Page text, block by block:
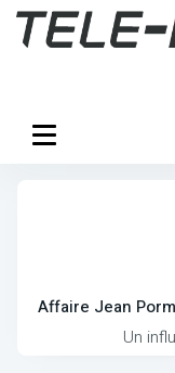
Affaire Jean
Un